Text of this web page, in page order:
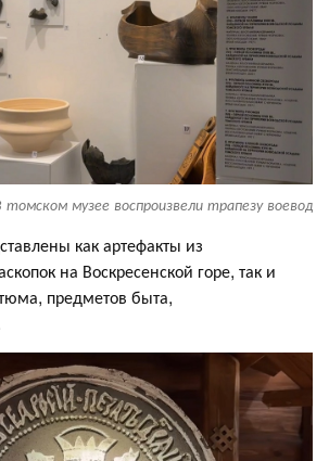
томском музее воспроизвели трапезу воевод
как артефакты из
на Воскресенской горе, так и
предметов быта,